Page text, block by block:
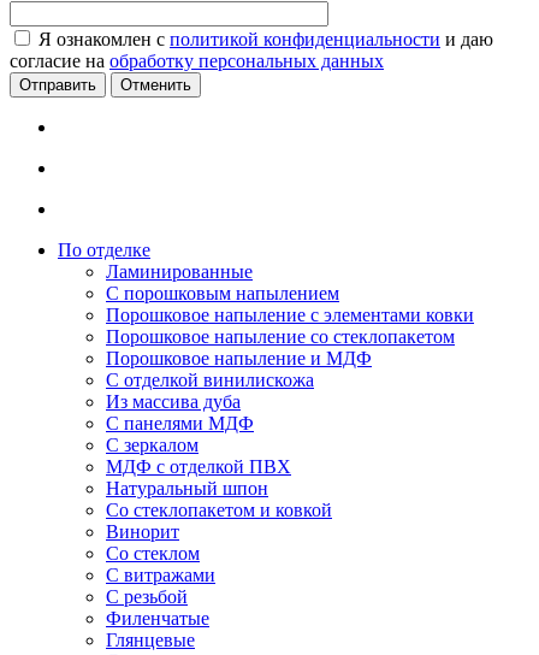
Я ознакомлен с политикой конфиденциальности и даю
согласие на обработку персональных данных
Отменить
По отделке
Ламинированные
С порошковым напылением
Порошковое напыление с элементами ковки
Порошковое напыление со стеклопакетом
Порошковое напыление и МДФ
С отделкой винилискожа
Из массива дуба
С панелями МДФ
С зеркалом
МДФ с отделкой ПВХ
Натуральный шпон
Со стеклопакетом и ковкой
Винорит
Со стеклом
С витражами
С резьбой
Филенчатые
Глянцевые